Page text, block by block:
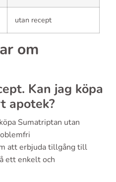
utan recept
om
Kan jag köpa
apotek?
Sumatriptan utan
att erbjuda tillgång till
ett enkelt och